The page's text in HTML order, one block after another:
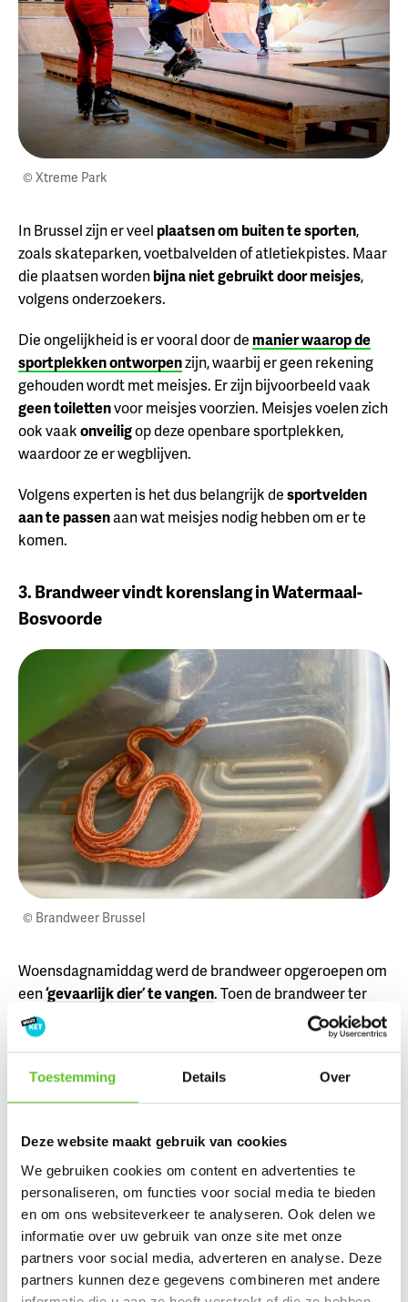
Toestemming Details Over
Deze website maakt gebruik van cookies
We gebruiken cookies om content en advertenties te
personaliseren, om functies voor social media te bieden
en om ons websiteverkeer te analyseren. Ook delen we
informatie over uw gebruik van onze site met onze
partners voor social media, adverteren en analyse. Deze
partners kunnen deze gegevens combineren met andere
© Xtreme Park
In Brussel zijn er veel plaatsen om buiten te sporten,
zoals skateparken, voetbalvelden of atletiekpistes. Maar
die plaatsen wordenbijna niet gebruikt door meisjes,
volgens onderzoekers.
Die ongelijkheid is er vooral door de manier waarop de
sportplekken ontworpenzijn, waarbij er geen rekening
gehouden wordt met meisjes. Er zijn bijvoorbeeld vaak
geen toilettenvoor meisjes voorzien. Meisjes voelen zich
ook vaakonveiligop deze openbare sportplekken,
waardoor ze er wegblijven.
Volgens experten is het dus belangrijk desportvelden
aan te passenaan wat meisjes nodig hebben om er te
komen.
3. Brandweer vindt korenslang in Watermaal-
Bosvoorde
© Brandweer Brussel
Woensdagnamiddag werd de brandweer opgeroepen om
een‘gevaarlijk dier’ te vangen. Toen de brandweer ter
plaatse was, bleek dat een slang te zijn die in een tuinvan
de zon aan het genieten
Een korenslang is gelukkigniet giftig
. Het is in Europa
één van de slangensoorten die het meest alshuisdier
4. Couleur Café: drie dagen feest onder het
Atomium
Afgelopen weekend vond opnieuw Couleur Café plaats
onder het Atomium. Dat is niet alleenleuke muziek , maar
ook veelrandactiviteiten. Benieuwd naar hoe het